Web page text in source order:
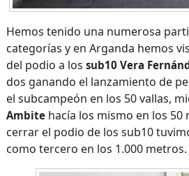
Hemos tenido una numerosa
categorías y en Arganda hemos
del podio a los sub10 Vera
dos ganando el lanzamiento de
el subcampeón en los 50 vallas,
Ambitehacía los mismo en los 50
cerrar el podio de los sub10
como tercero en los 1.000 metros.